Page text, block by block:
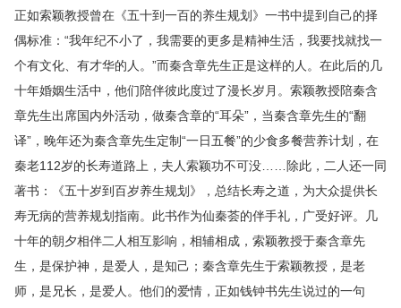
正如索颖教授曾在《五十到一百的养生规划》一书中提到自己的择
偶标准：“我年纪不小了，我需要的更多是精神生活，我要找就找一
个有文化、有才华的人。”而秦含章先生正是这样的人。在此后的几
十年婚姻生活中，他们陪伴彼此度过了漫长岁月。索颖教授陪秦含
章先生出席国内外活动，做秦含章的“耳朵”，当秦含章先生的“翻
译”，晚年还为秦含章先生定制“一日五餐”的少食多餐营养计划，在
秦老112岁的长寿道路上，夫人索颖功不可没……除此，二人还一同
著书：《五十岁到百岁养生规划》，总结长寿之道，为大众提供长
寿无病的营养规划指南。此书作为仙秦荟的伴手礼，广受好评。几
十年的朝夕相伴二人相互影响，相辅相成，索颖教授于秦含章先
生，是保护神，是爱人，是知己；秦含章先生于索颖教授，是老
师，是兄长，是爱人。他们的爱情，正如钱钟书先生说过的一句